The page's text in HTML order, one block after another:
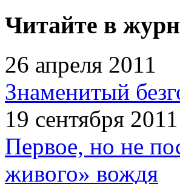
Читайте в
26 апреля 2011
Знаменитый
19 сентября 2011
Первое, но не
живого» вождя